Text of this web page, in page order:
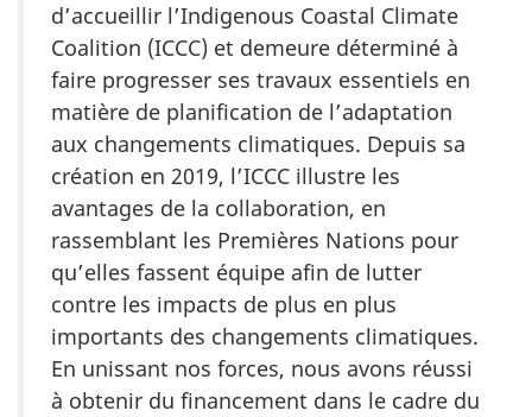
d’accueillir l’Indigenous Coastal Climate
Coalition (ICCC) et demeure déterminé à
faire progresser ses travaux essentiels en
matière de planification de l’adaptation
aux changements climatiques. Depuis sa
création en 2019, l’ICCC illustre les
avantages de la collaboration, en
rassemblant les Premières Nations pour
qu’elles fassent équipe afin de lutter
contre les impacts de plus en plus
importants des changements climatiques.
En unissant nos forces, nous avons réussi
à obtenir du financement dans le cadre du